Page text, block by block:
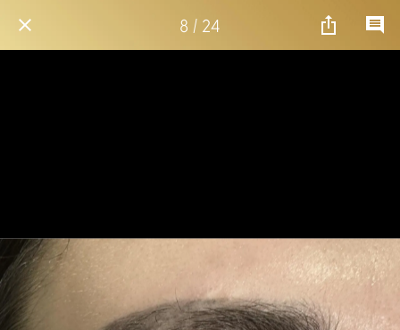
8 / 24